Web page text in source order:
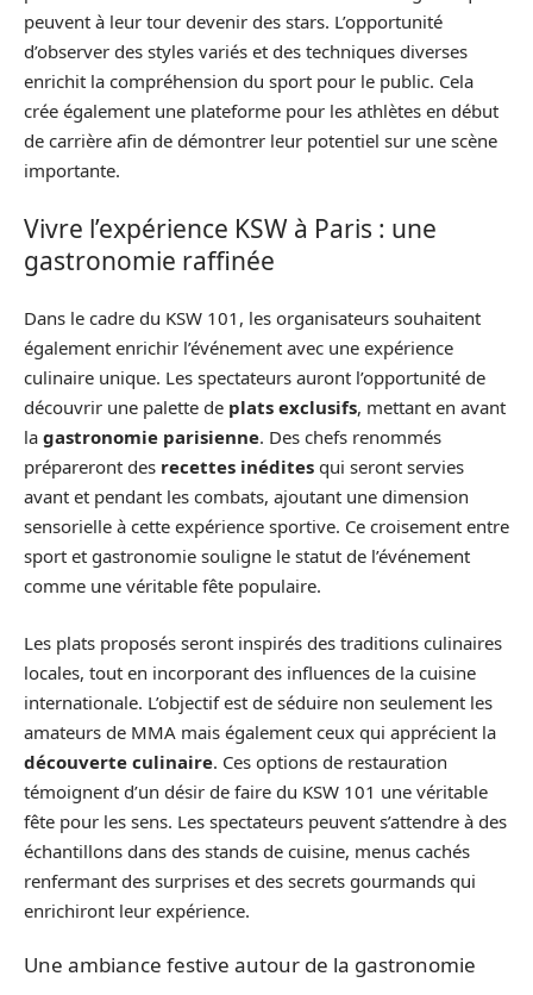
peuvent à leur tour devenir des stars. L’opportunité
d’observer des styles variés et des techniques diverses
enrichit la compréhension du sport pour le public. Cela
crée également une plateforme pour les athlètes en début
de carrière afin de démontrer leur potentiel sur une scène
importante.
Vivre l’expérience KSW à Paris : une
gastronomie raffinée
Dans le cadre du KSW 101, les organisateurs souhaitent
également enrichir l’événement avec une expérience
culinaire unique. Les spectateurs auront l’opportunité de
découvrir une palette de plats exclusifs, mettant en avant
la gastronomie parisienne. Des chefs renommés
prépareront des recettes inédites qui seront servies
avant et pendant les combats, ajoutant une dimension
sensorielle à cette expérience sportive. Ce croisement entre
sport et gastronomie souligne le statut de l’événement
comme une véritable fête populaire.
Les plats proposés seront inspirés des traditions culinaires
locales, tout en incorporant des influences de la cuisine
internationale. L’objectif est de séduire non seulement les
amateurs de MMA mais également ceux qui apprécient la
découverte culinaire. Ces options de restauration
témoignent d’un désir de faire du KSW 101 une véritable
fête pour les sens. Les spectateurs peuvent s’attendre à des
échantillons dans des stands de cuisine, menus cachés
renfermant des surprises et des secrets gourmands qui
enrichiront leur expérience.
Une ambiance festive autour de la gastronomie